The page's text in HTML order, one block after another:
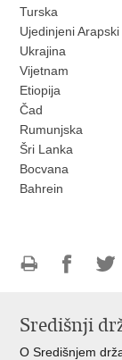
Turska
Ujedinjeni
Ukrajina
Vijetnam
Etiopija
Čad
Rumunjska
Šri Lanka
Bocvana
Bahrein
Facebooku
Središnji
O Središnjem